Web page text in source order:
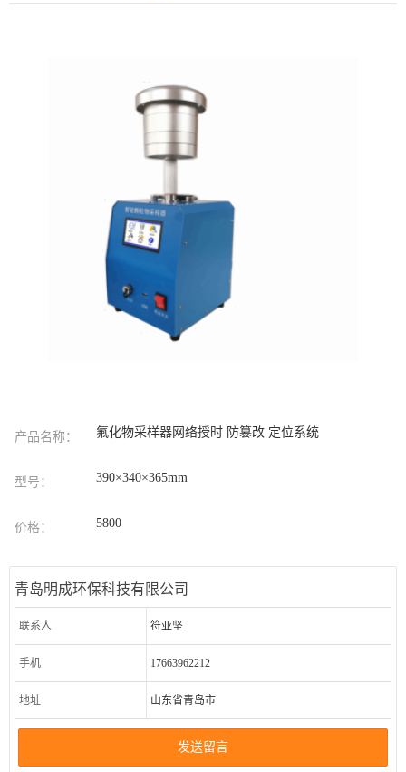
产品名称： 氟化物采样器网络授时 防篡改 定位系统
型号： 390×340×365mm
价格： 5800
青岛明成环保科技有限公司
联系人 符亚坚
手机 17663962212
地址 山东省青岛市
发送留言